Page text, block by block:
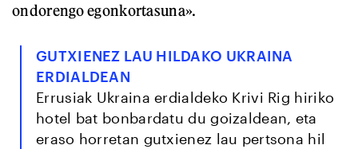
ondorengo egonkortasuna».
GUTXIENEZ LAU HILDAKO UKRAINA
ERDIALDEAN
Errusiak Ukraina erdialdeko Krivi Rig hiriko
hotel bat bonbardatu du goizaldean, eta
eraso horretan gutxienez lau pertsona hil